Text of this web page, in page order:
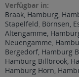
Verfügbar in:
Braak, Hamburg,
Stapelfeld, Börnsen,
Altengamme,
Neuengamme,
Bergedorf, Hamburg
Hamburg Billbrook,
Hamburg Horn,